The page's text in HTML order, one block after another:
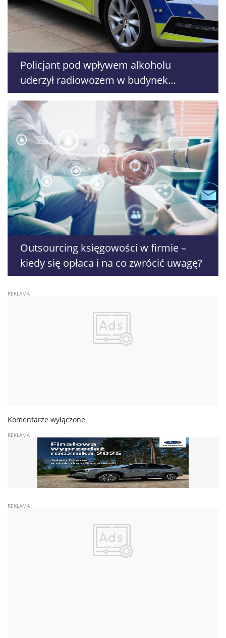
Policjant pod wpływem alkoholu
uderzył radiowozem w budynek
komendy. Grozi mu wydalenie ze służby
Outsourcing księgowości w firmie –
kiedy się opłaca i na co zwrócić uwagę?
Komentarze wyłączone